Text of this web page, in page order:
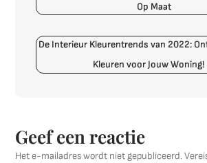
Op Maat
De Interieur Kleurentrends van 2022:
Kleuren voor Jouw Woning!
Geef een reactie
Het e-mailadres wordt niet gepubliceerd.